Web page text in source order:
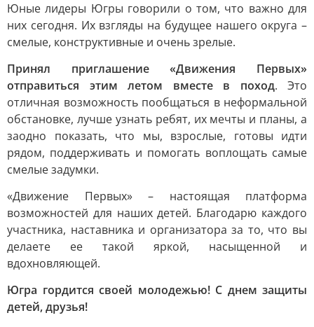
Юные лидеры Югры говорили о том, что важно для
них сегодня. Их взгляды на будущее нашего округа –
смелые, конструктивные и очень зрелые.
Принял приглашение «Движения Первых»
отправиться этим летом вместе в поход. Это
отличная возможность пообщаться в неформальной
обстановке, лучше узнать ребят, их мечты и планы, а
заодно показать, что мы, взрослые, готовы идти
рядом, поддерживать и помогать воплощать самые
смелые задумки.
«Движение Первых» – настоящая платформа
возможностей для наших детей. Благодарю каждого
участника, наставника и организатора за то, что вы
делаете ее такой яркой, насыщенной и
вдохновляющей.
Югра гордится своей молодежью! С днем защиты
детей, друзья!